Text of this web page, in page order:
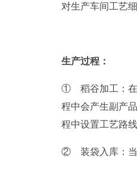
对生产车间工艺
生产过程：
① 稻谷加工：在
程中会产生副产
程中设置工艺路
② 装袋入库：当